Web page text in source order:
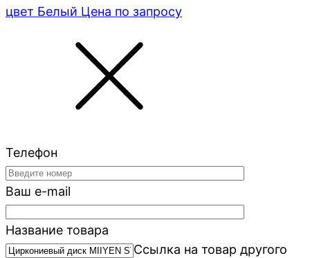
цвет Белый Цена по запросу
Телефон
Ваш e-mail
Название товара
Ссылка на товар другого